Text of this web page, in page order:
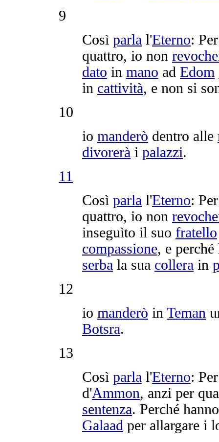
9
Così parla l'Eterno:
quattro, io non
dato in mano ad Edom
in cattività, e non si
10
io manderò dentro alle
divorerà i palazzi.
11
Così parla l'Eterno:
quattro, io non
inseguìto il suo fratello
compassione, e
serba la sua collera in
12
io manderò in Teman
Botsra.
13
Così parla l'Eterno:
d'Ammon, anzi per
sentenza. Perché
Galaad per allargare i